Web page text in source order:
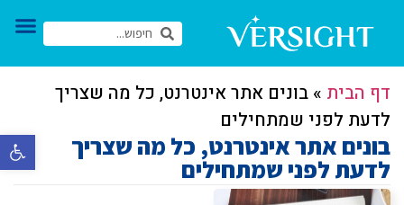
פתח
דף הבית » בונים אתר אינטרנט, כל מה שצריך
לדעת לפני שמתחילים
בונים אתר אינטרנט, כל מה שצריך
לדעת לפני שמתחילים